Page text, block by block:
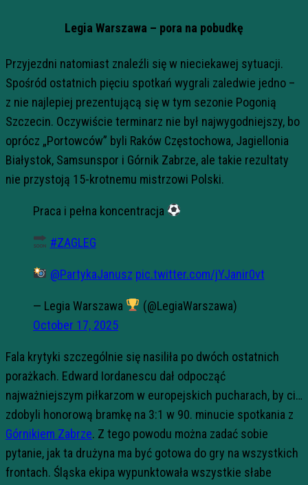
Legia Warszawa – pora na pobudkę
Przyjezdni natomiast znaleźli się w nieciekawej sytuacji.
Spośród ostatnich pięciu spotkań wygrali zaledwie jedno –
z nie najlepiej prezentującą się w tym sezonie Pogonią
Szczecin. Oczywiście terminarz nie był najwygodniejszy, bo
oprócz „Portowców” byli Raków Częstochowa, Jagiellonia
Białystok, Samsunspor i Górnik Zabrze, ale takie rezultaty
nie przystoją 15-krotnemu mistrzowi Polski.
Praca i pełna koncentracja
#ZAGLEG
@PartykaJanusz pic.twitter.com/jYJanir0vt
— Legia Warszawa
(@LegiaWarszawa)
October 17, 2025
Fala krytyki szczególnie się nasiliła po dwóch ostatnich
porażkach. Edward Iordanescu dał odpocząć
najważniejszym piłkarzom w europejskich pucharach, by ci…
zdobyli honorową bramkę na 3:1 w 90. minucie spotkania z
Górnikiem Zabrze. Z tego powodu można zadać sobie
pytanie, jak ta drużyna ma być gotowa do gry na wszystkich
frontach. Śląska ekipa wypunktowała wszystkie słabe